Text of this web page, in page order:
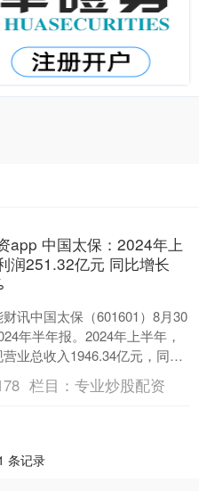
app 中国太保：2024年上
润251.32亿元 同比增长
讯中国太保（601601）8月30
年半年报。2024年上半年，
业总收入1946.34亿元，同比
；归母净利润25....
栏目：专业炒股配资
条记录